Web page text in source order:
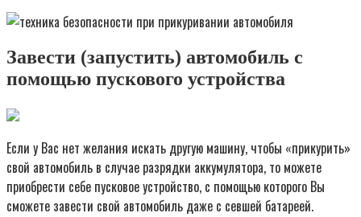
Завести (запустить) автомобиль с
помощью пускового устройства
Если у Вас нет желания искать другую машину, чтобы «прикурить»
свой автомобиль в случае разрядки аккумулятора, то можете
приобрести себе пусковое устройство, с помощью которого Вы
сможете завести свой автомобиль даже с севшей батареей.